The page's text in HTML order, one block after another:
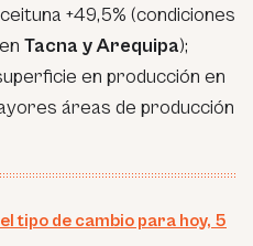
+49,5% (condiciones
Tacna y Arequipa);
en producción en
áreas de producción
tipo de cambio para hoy, 5